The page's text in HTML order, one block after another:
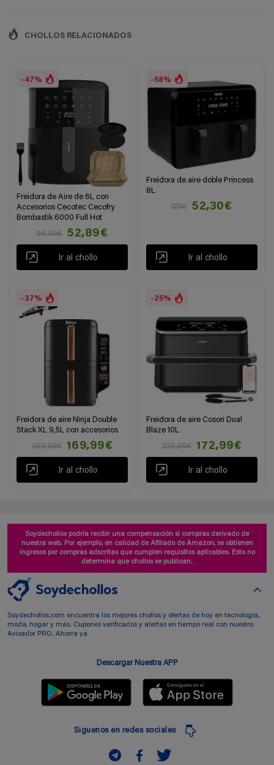
CHOLLOS RELACIONADOS
-47%
Freidora de Aire de 6L con
Accesorios Cecotec Cecofry
Bombastik 6000 Full Hot
99,99€
52,89€
Ir al chollo
-58%
Freidora de aire doble Princess
8L
125€
52,30€
Ir al chollo
-37%
Freidora de aire Ninja Double
Stack XL 9,5L con accesorios
269,99€
169,99€
Ir al chollo
-25%
Freidora de aire Cosori Dual
Blaze 10L
229,99€
172,99€
Ir al chollo
Soydechollos podría recibir una compensación si compras derivado de
nuestra web. Por ejemplo, en calidad de Afiliado de Amazon, se obtienen
ingresos por compras adscritas que cumplen requisitos aplicables. Esto no
determina que chollos se publican.
Soydechollos.com encuentra los mejores chollos y ofertas de hoy en tecnología,
moda, hogar y más. Cupones verificados y alertas en tiempo real con nuestro
Avisador PRO. Ahorra ya
Descargar Nuestra APP
Siguenos en redes sociales